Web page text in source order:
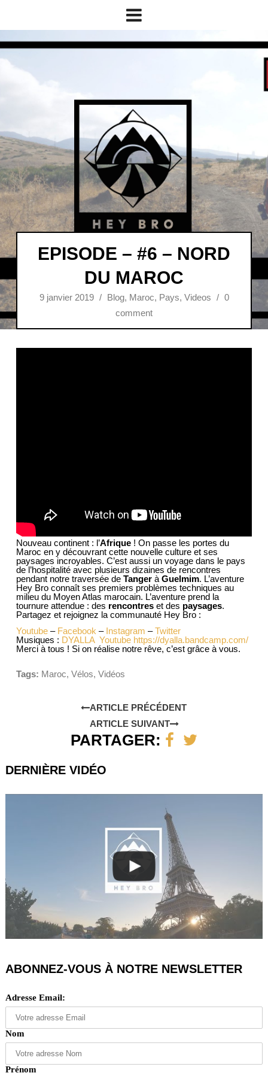
EPISODE – #6 – NORD
DU MAROC
9 janvier 2019 / Blog, Maroc, Pays, Videos / 0
comment
Nouveau continent : l’Afrique! On passe les portes du
Maroc en y découvrant cette nouvelle culture et ses
paysages incroyables. C’est aussi un voyage dans le pays
de l’hospitalité avec plusieurs dizaines de rencontres
pendant notre traversée de Tangerà Guelmim. L’aventure
Hey Bro connaît ses premiers problèmes techniques au
milieu du Moyen Atlas marocain. L’aventure prend la
tournure attendue : des rencontreset des paysages.
Partagez et rejoignez la communauté Hey Bro :
Youtube– Facebook – Instagram –Twitter
Musiques : DYALLA Youtube https://dyalla.bandcamp.com/
Merci à tous ! Si on réalise notre rêve, c’est grâce à vous.
Tags: Maroc, Vélos, Vidéos
ARTICLE PRÉCÉDENT
ARTICLE SUIVANT
PARTAGER:
DERNIÈRE VIDÉO
ABONNEZ-VOUS À NOTRE NEWSLETTER
Adresse Email:
Nom
Prénom